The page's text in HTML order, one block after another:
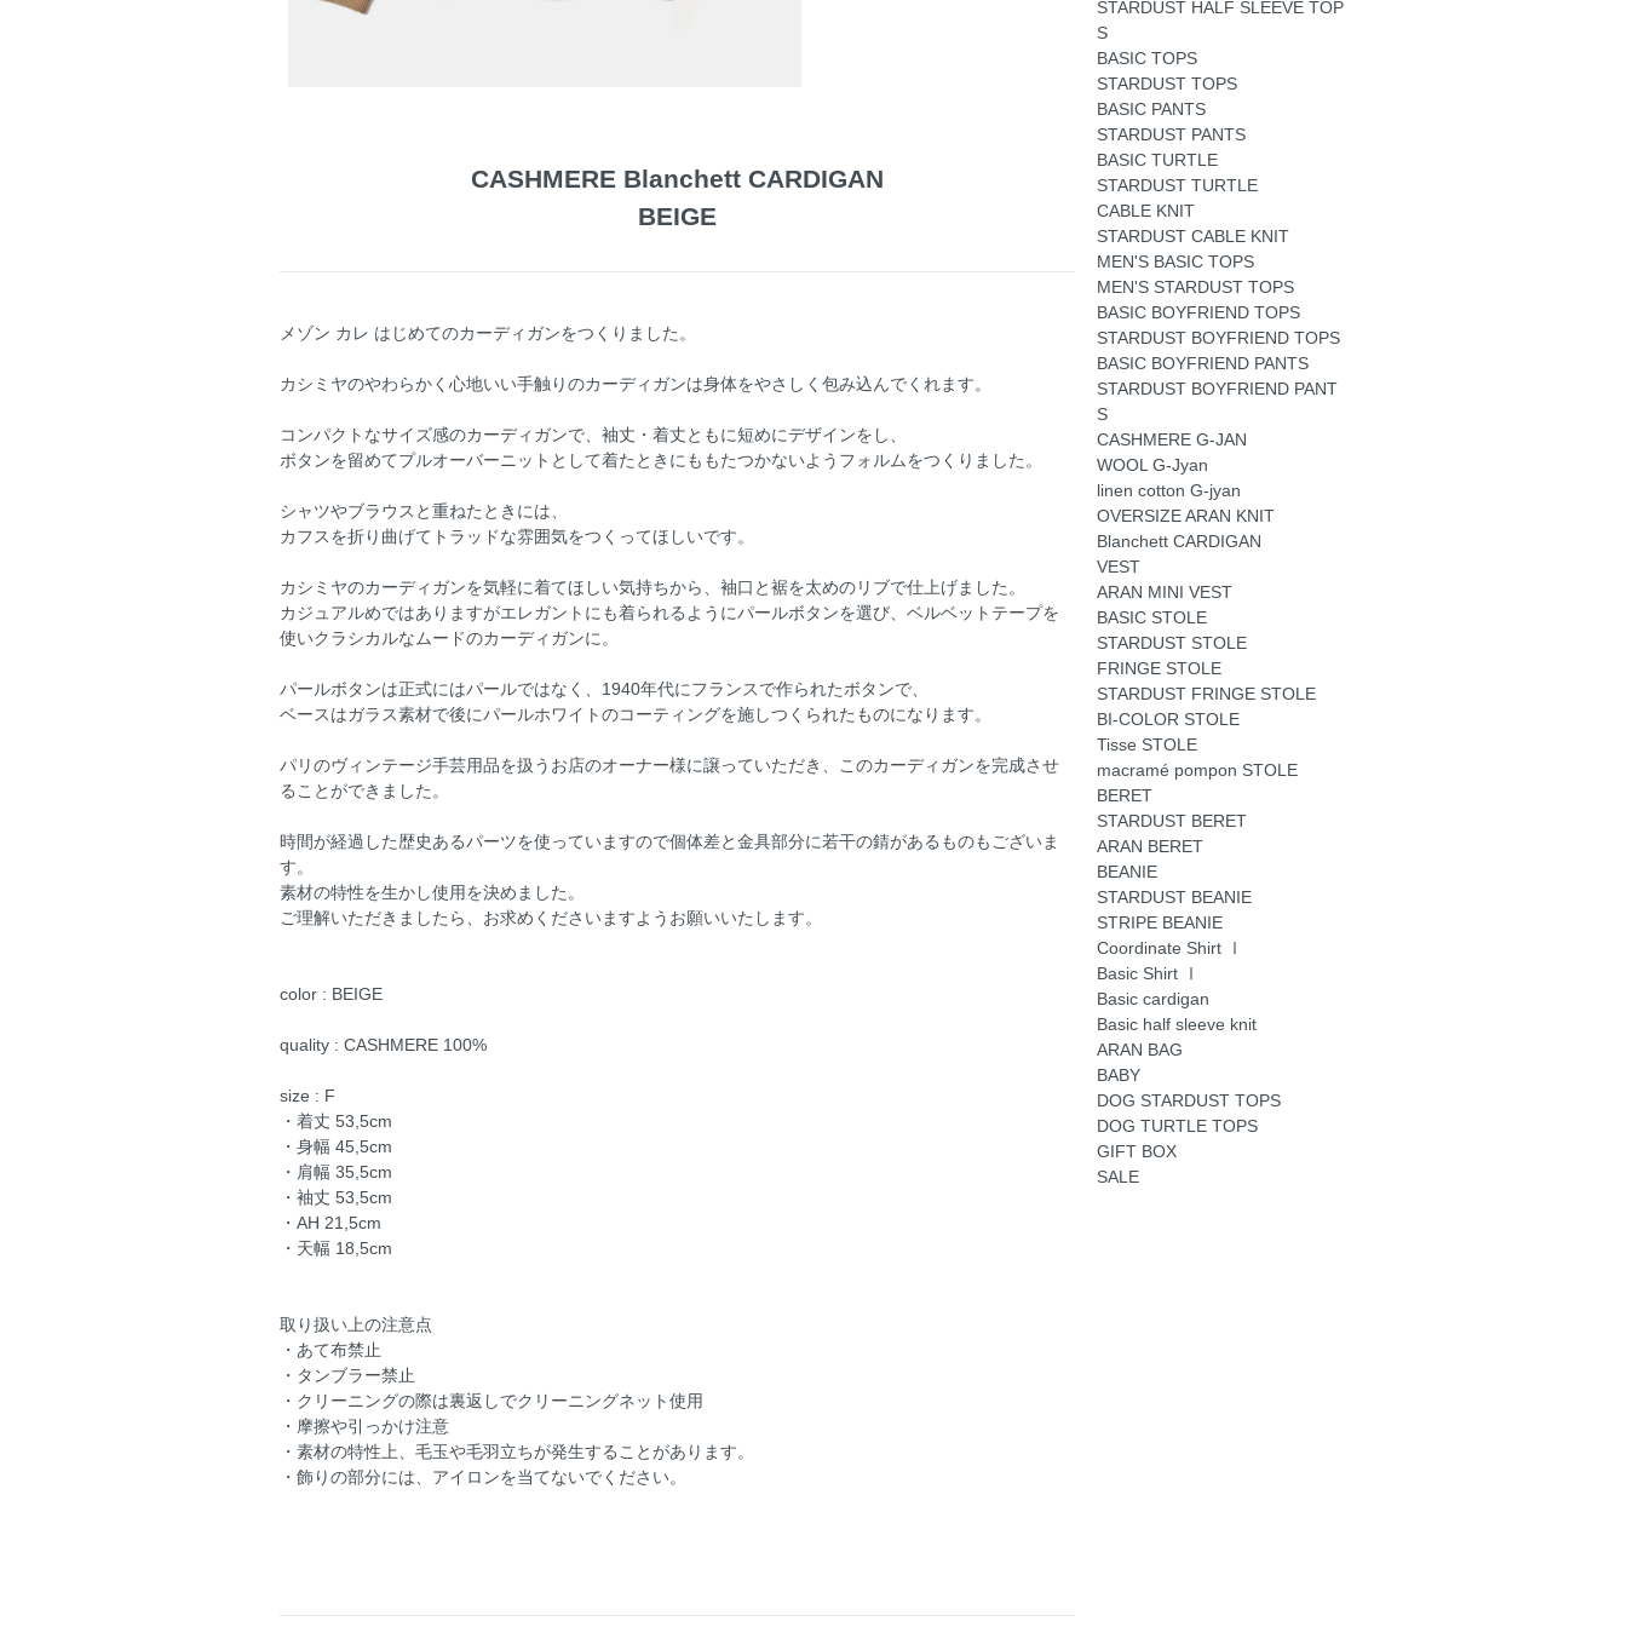
CASHMERE Blanchett CARDIGAN
BEIGE
メゾン カレ はじめてのカーディガンをつくりました。
カシミヤのやわらかく心地いい手触りのカーディガンは身体をやさしく包み込んでくれます。
コンパクトなサイズ感のカーディガンで、袖丈・着丈ともに短めにデザインをし、
ボタンを留めてプルオーバーニットとして着たときにももたつかないようフォルムをつくりました。
シャツやブラウスと重ねたときには、
カフスを折り曲げてトラッドな雰囲気をつくってほしいです。
カシミヤのカーディガンを気軽に着てほしい気持ちから、袖口と裾を太めのリブで仕上げました。
カジュアルめではありますがエレガントにも着られるようにパールボタンを選び、ベルベットテープを
使いクラシカルなムードのカーディガンに。
パールボタンは正式にはパールではなく、1940年代にフランスで作られたボタンで、
ベースはガラス素材で後にパールホワイトのコーティングを施しつくられたものになります。
パリのヴィンテージ手芸用品を扱うお店のオーナー様に譲っていただき、このカーディガンを完成させ
ることができました。
時間が経過した歴史あるパーツを使っていますので個体差と金具部分に若干の錆があるものもございま
す。
素材の特性を生かし使用を決めました。
ご理解いただきましたら、お求めくださいますようお願いいたします。
color : BEIGE
quality : CASHMERE 100%
size : F
・着丈 53,5cm
・身幅 45,5cm
・肩幅 35,5cm
・袖丈 53,5cm
・AH 21,5cm
・天幅 18,5cm
取り扱い上の注意点
・あて布禁止
・タンブラー禁止
・クリーニングの際は裏返しでクリーニングネット使用
・摩擦や引っかけ注意
・素材の特性上、毛玉や毛羽立ちが発生することがあります。
・飾りの部分には、アイロンを当てないでください。
STARDUST HALF SLEEVE TOP
S
BASIC TOPS
STARDUST TOPS
BASIC PANTS
STARDUST PANTS
BASIC TURTLE
STARDUST TURTLE
CABLE KNIT
STARDUST CABLE KNIT
MEN'S BASIC TOPS
MEN'S STARDUST TOPS
BASIC BOYFRIEND TOPS
STARDUST BOYFRIEND TOPS
BASIC BOYFRIEND PANTS
STARDUST BOYFRIEND PANT
S
CASHMERE G-JAN
WOOL G-Jyan
linen cotton G-jyan
OVERSIZE ARAN KNIT
Blanchett CARDIGAN
VEST
ARAN MINI VEST
BASIC STOLE
STARDUST STOLE
FRINGE STOLE
STARDUST FRINGE STOLE
BI-COLOR STOLE
Tisse STOLE
macramé pompon STOLE
BERET
STARDUST BERET
ARAN BERET
BEANIE
STARDUST BEANIE
STRIPE BEANIE
Coordinate Shirt Ⅰ
Basic Shirt Ⅰ
Basic cardigan
Basic half sleeve knit
ARAN BAG
BABY
DOG STARDUST TOPS
DOG TURTLE TOPS
GIFT BOX
SALE